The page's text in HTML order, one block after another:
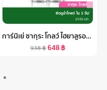
การ์นิเย่ ซากุระ โกลว์ ไฮยาลูรอน บูสเตอร์ เซรั่ม 30 มล.X2 GARNIER SERUM 30ML X2 เซรั่มหน้าใส เซรั่มบำรุงผิวหน้า
938฿648฿